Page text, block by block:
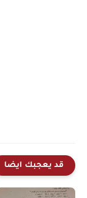
قد يعجبك ايضا